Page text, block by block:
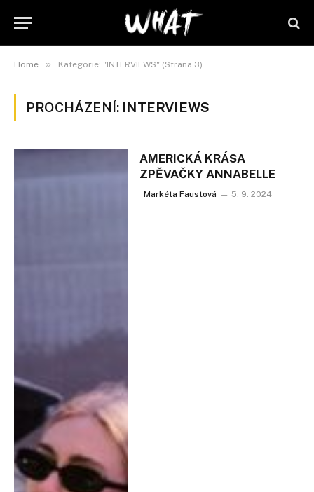
Home » Kategorie: "INTERVIEWS" (Strana 3)
PROCHÁZENÍ: INTERVIEWS
AMERICKÁ KRÁSA
ZPĚVAČKY ANNABELLE
Markéta Faustová 5. 9. 2024